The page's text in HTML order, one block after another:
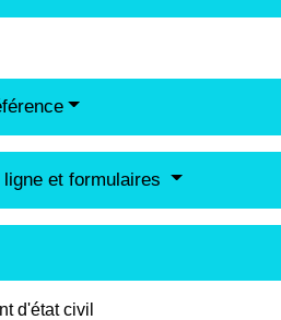
et formulaires
d'état civil